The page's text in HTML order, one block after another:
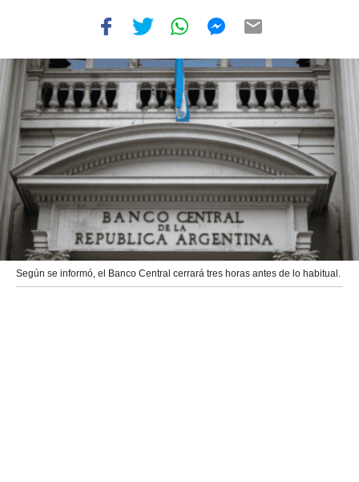
Según se informó, el Banco Central cerrará tres horas antes de lo habitual.